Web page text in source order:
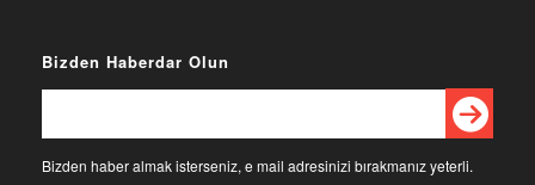
Bizden Haberdar Olun
Bizden haber almak isterseniz, e mail adresinizi bırakmanız yeterli.